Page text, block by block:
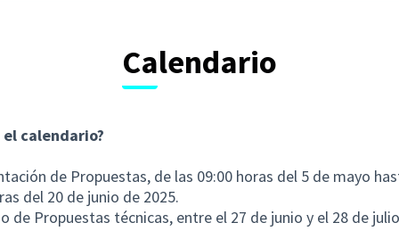
Calendario
el calendario?
de Propuestas, de las 09:00 horas del 5 de mayo
del 20 de junio de 2025.
de Propuestas técnicas, entre el 27 de junio y el 28 de